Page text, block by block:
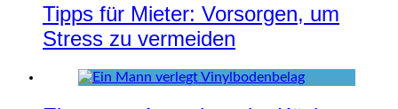
Tipps für Mieter: Vorsorgen, um
Stress zu vermeiden